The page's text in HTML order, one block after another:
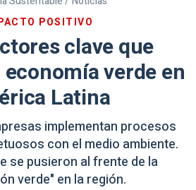
POSITIVO
clave que
verde en
Latina
implementan procesos
con el medio ambiente.
se pusieron al frente de la
verde" en la región.